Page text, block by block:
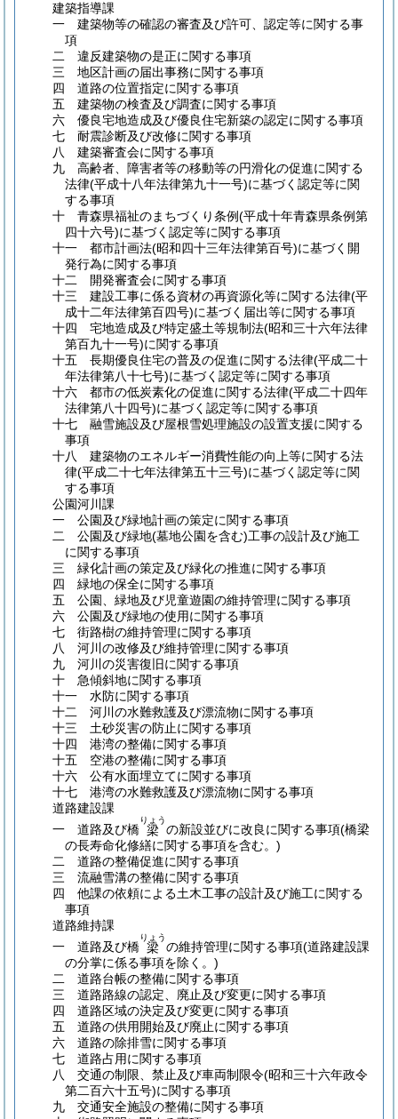
建築指導課
一 建築物等の確認の審査及び許可、認定等に関する事
項
二 違反建築物の是正に関する事項
三 地区計画の届出事務に関する事項
四 道路の位置指定に関する事項
五 建築物の検査及び調査に関する事項
六 優良宅地造成及び優良住宅新築の認定に関する事項
七 耐震診断及び改修に関する事項
八 建築審査会に関する事項
九 高齢者、障害者等の移動等の円滑化の促進に関する
法律(平成十八年法律第九十一号)に基づく認定等に関
する事項
十 青森県福祉のまちづくり条例(平成十年青森県条例第
四十六号)に基づく認定等に関する事項
十一 都市計画法(昭和四十三年法律第百号)に基づく開
発行為に関する事項
十二 開発審査会に関する事項
十三 建設工事に係る資材の再資源化等に関する法律(平
成十二年法律第百四号)に基づく届出等に関する事項
十四 宅地造成及び特定盛土等規制法(昭和三十六年法律
第百九十一号)に関する事項
十五 長期優良住宅の普及の促進に関する法律(平成二十
年法律第八十七号)に基づく認定等に関する事項
十六 都市の低炭素化の促進に関する法律(平成二十四年
法律第八十四号)に基づく認定等に関する事項
十七 融雪施設及び屋根雪処理施設の設置支援に関する
事項
十八 建築物のエネルギー消費性能の向上等に関する法
律(平成二十七年法律第五十三号)に基づく認定等に関
する事項
公園河川課
一 公園及び緑地計画の策定に関する事項
二 公園及び緑地(墓地公園を含む)工事の設計及び施工
に関する事項
三 緑化計画の策定及び緑化の推進に関する事項
四 緑地の保全に関する事項
五 公園、緑地及び児童遊園の維持管理に関する事項
六 公園及び緑地の使用に関する事項
七 街路樹の維持管理に関する事項
八 河川の改修及び維持管理に関する事項
九 河川の災害復旧に関する事項
十 急傾斜地に関する事項
十一 水防に関する事項
十二 河川の水難救護及び漂流物に関する事項
十三 土砂災害の防止に関する事項
十四 港湾の整備に関する事項
十五 空港の整備に関する事項
十六 公有水面埋立てに関する事項
十七 港湾の水難救護及び漂流物に関する事項
道路建設課
一 道路及び橋 梁
りょう
の新設並びに改良に関する事項(橋梁
の長寿命化修繕に関する事項を含む。)
二 道路の整備促進に関する事項
三 流融雪溝の整備に関する事項
四 他課の依頼による土木工事の設計及び施工に関する
事項
道路維持課
一 道路及び橋 梁
りょう
の維持管理に関する事項(道路建設課
の分掌に係る事項を除く。)
二 道路台帳の整備に関する事項
三 道路路線の認定、廃止及び変更に関する事項
四 道路区域の決定及び変更に関する事項
五 道路の供用開始及び廃止に関する事項
六 道路の除排雪に関する事項
七 道路占用に関する事項
八 交通の制限、禁止及び車両制限令(昭和三十六年政令
第二百六十五号)に関する事項
九 交通安全施設の整備に関する事項